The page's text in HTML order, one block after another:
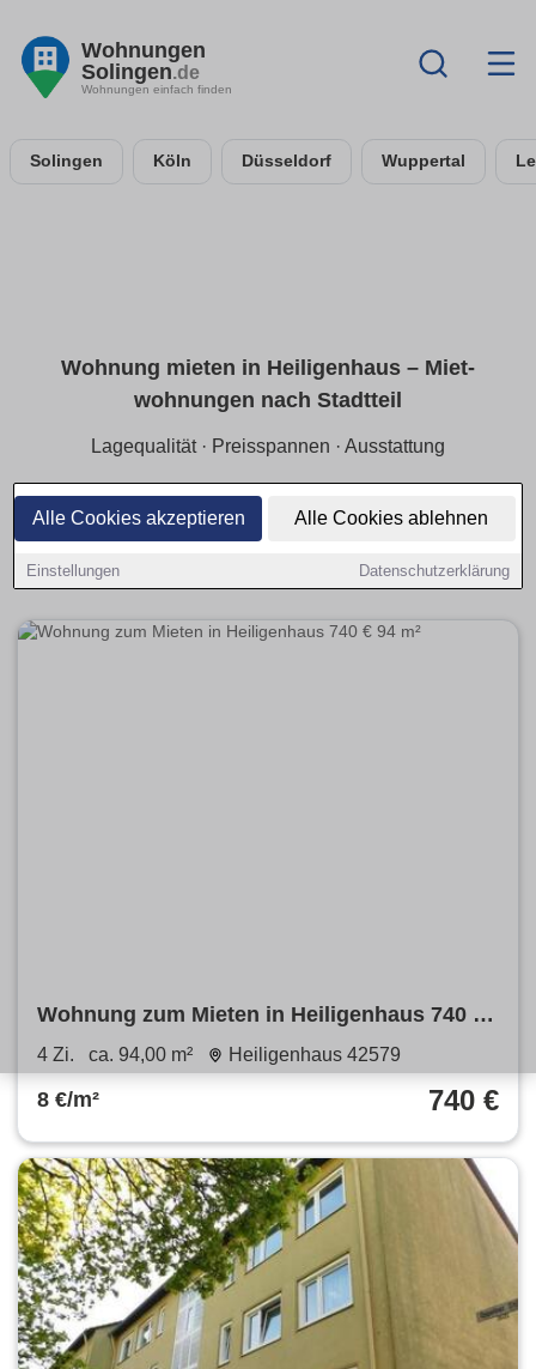
Alle Cookies akzeptieren Alle Cookies ablehnen
Einstellungen Datenschutzerklärung
Wohnungen
Solingen.de
Wohnungen einfach finden
Solingen Köln Düsseldorf Wuppertal
Wohnung mieten in Heiligenhaus – Miet­
wohnungen nach Stadtteil
Lagequalität · Preisspannen · Ausstattung
Finde Mietwohnungen in Heiligenhaus gezielt nach Stadtteil
und ruhiger Lage. Wir zeigen aktuelle Preisspannen
(Kaltmiete), Hinweise zu Nebenkosten und filtern
provisionsfrei, Balkon, Parkplatz oder Haustiere erlaubt.
Wohnung zum Mieten in Heiligenhaus 740 €
94 m²
4 Zi. ca. 94,00 m² Heiligenhaus 42579
8 €/m² 740 €